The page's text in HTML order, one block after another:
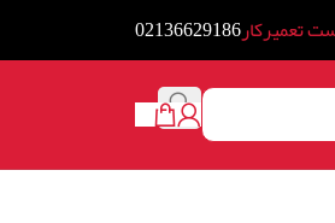
تعمیرکار02136629186